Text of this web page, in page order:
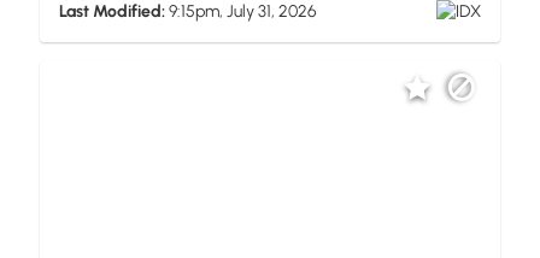
Last Modified:9:15pm, July 31, 2026